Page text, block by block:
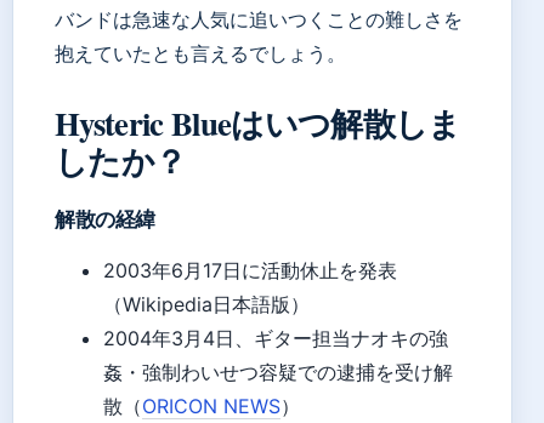
バンドは急速な人気に追いつくことの難しさを
抱えていたとも言えるでしょう。
Hysteric Blueはいつ解散しま
したか？
解散の経緯
2003年6月17日に活動休止を発表
（Wikipedia日本語版）
2004年3月4日、ギター担当ナオキの強
姦・強制わいせつ容疑での逮捕を受け解
散（ORICON NEWS）